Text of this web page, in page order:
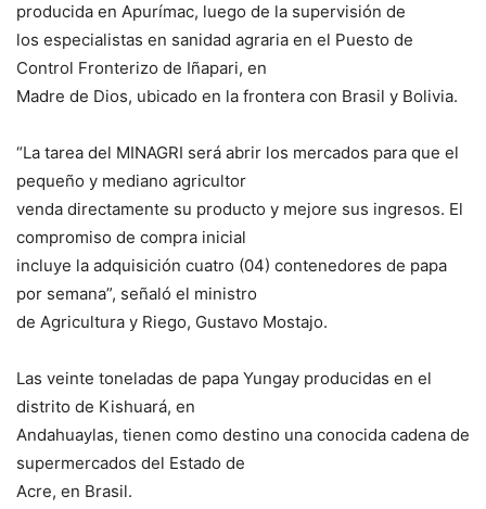
producida en Apurímac, luego de la supervisión de
los especialistas en sanidad agraria en el Puesto de
Control Fronterizo de Iñapari, en
Madre de Dios, ubicado en la frontera con Brasil y Bolivia.
“La tarea del MINAGRI será abrir los mercados para que el
pequeño y mediano agricultor
venda directamente su producto y mejore sus ingresos. El
compromiso de compra inicial
incluye la adquisición cuatro (04) contenedores de papa
por semana”, señaló el ministro
de Agricultura y Riego, Gustavo Mostajo.
Las veinte toneladas de papa Yungay producidas en el
distrito de Kishuará, en
Andahuaylas, tienen como destino una conocida cadena de
supermercados del Estado de
Acre, en Brasil.